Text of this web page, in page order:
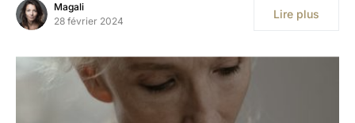
Magali
28 février 2024
Lire plus